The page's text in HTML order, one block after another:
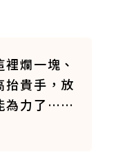
爛一塊、
抬貴手，放
為力了……